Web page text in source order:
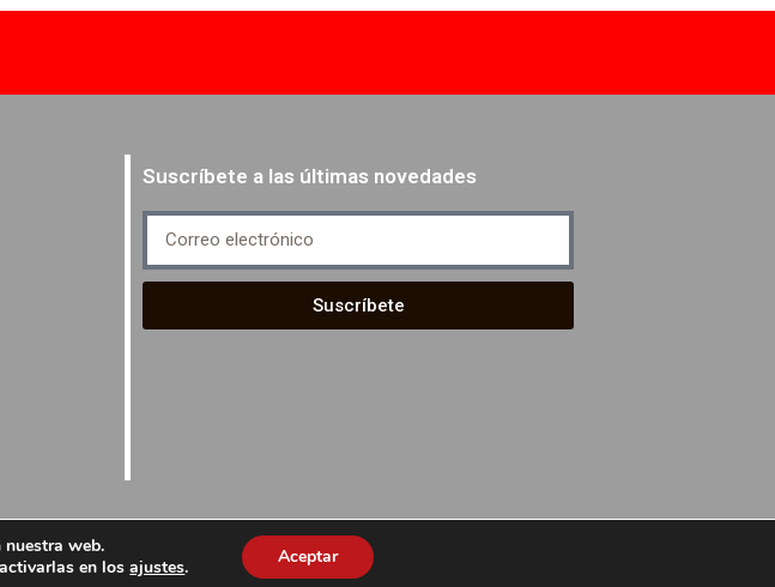
Suscríbete a las últimas novedades
Suscríbete
PSM grupo Socialista - Política de Privacidad
web.
en losajustes. Aceptar